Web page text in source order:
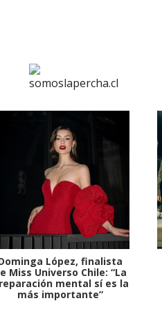
López, finalista
Miss Universo Chile: “La
mental sí es la
más importante”